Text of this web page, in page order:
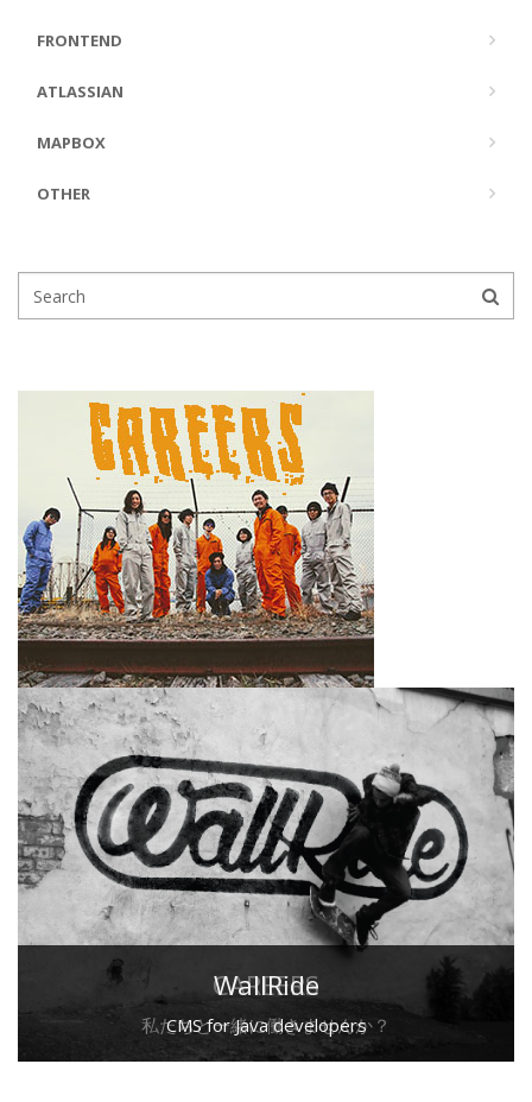
FRONTEND
ATLASSIAN
MAPBOX
OTHER
CAREERS
私たちと一緒に働きませんか？
WallRide
CMS for Java developers